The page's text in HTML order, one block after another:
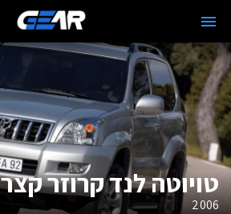
טויוטה לנד קרוזר קצר
2006